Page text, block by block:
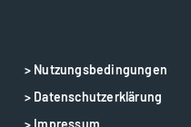
> Nutzungsbedingungen
> Datenschutzerklärung
> Impressum